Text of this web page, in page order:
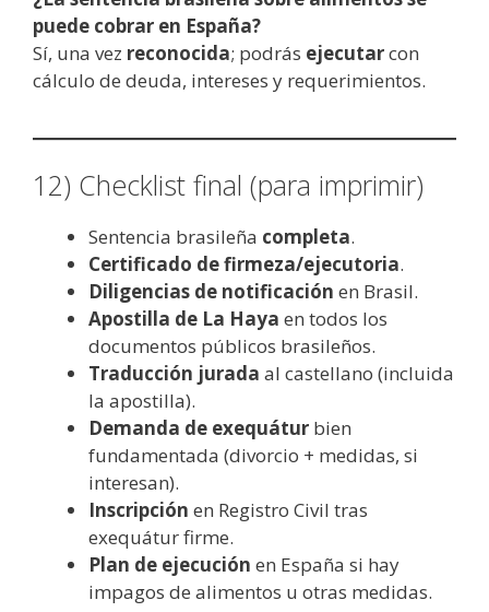
puede cobrar en España?
Sí, una vez reconocida; podrás ejecutarcon
cálculo de deuda, intereses y requerimientos.
12) Checklist final (para imprimir)
Sentencia brasileña completa.
Certificado de firmeza/ejecutoria.
Diligencias de notificación en Brasil.
Apostilla de La Haya en todos los
documentos públicos brasileños.
Traducción jurada al castellano (incluida
la apostilla).
Demanda de exequátur bien
fundamentada (divorcio + medidas, si
interesan).
Inscripción en Registro Civil tras
exequátur firme.
Plan de ejecución en España si hay
impagos de alimentos u otras medidas.